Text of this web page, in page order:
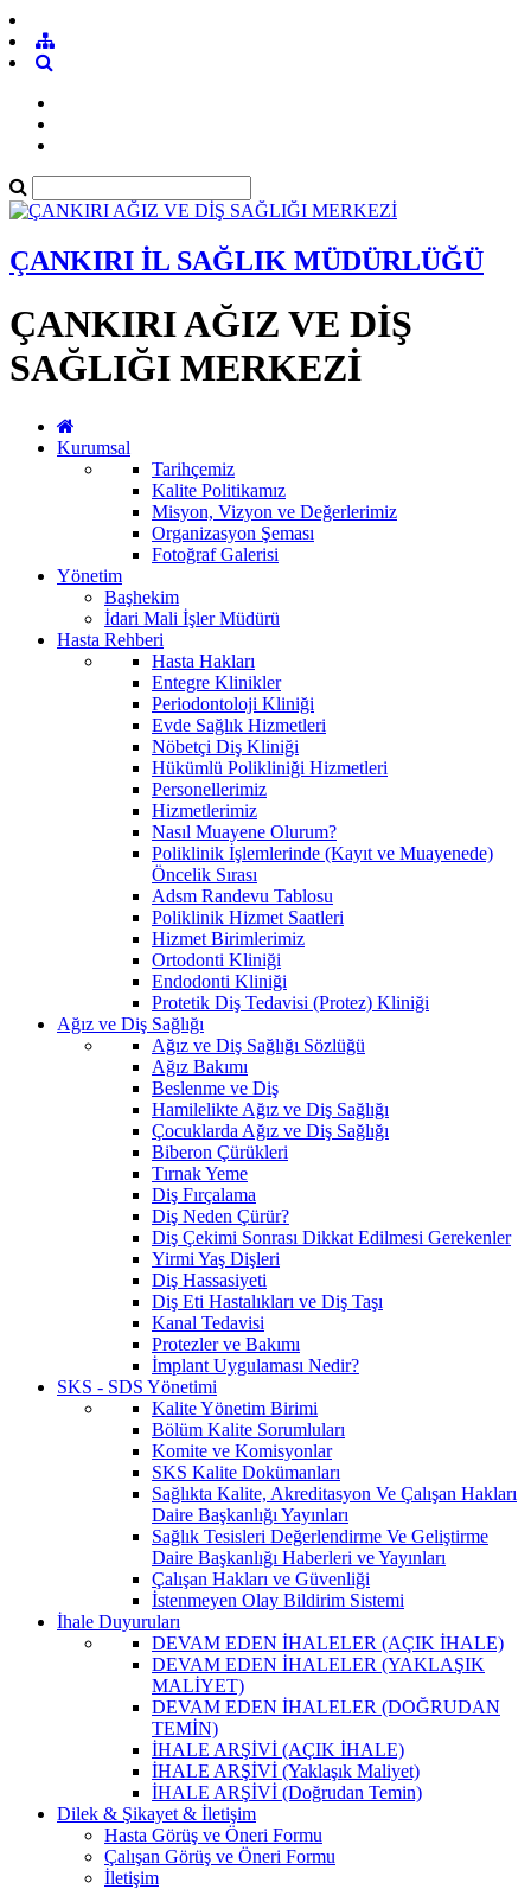
ÇANKIRI İL SAĞLIK MÜDÜRLÜĞÜ
ÇANKIRI AĞIZ VE DİŞ
SAĞLIĞI MERKEZİ
Kurumsal
Tarihçemiz
Kalite Politikamız
Misyon, Vizyon ve Değerlerimiz
Organizasyon Şeması
Fotoğraf Galerisi
Yönetim
Başhekim
İdari Mali İşler Müdürü
Hasta Rehberi
Hasta Hakları
Entegre Klinikler
Periodontoloji Kliniği
Evde Sağlık Hizmetleri
Nöbetçi Diş Kliniği
Hükümlü Polikliniği Hizmetleri
Personellerimiz
Hizmetlerimiz
Nasıl Muayene Olurum?
Poliklinik İşlemlerinde (Kayıt ve Muayenede)
Öncelik Sırası
Adsm Randevu Tablosu
Poliklinik Hizmet Saatleri
Hizmet Birimlerimiz
Ortodonti Kliniği
Endodonti Kliniği
Protetik Diş Tedavisi (Protez) Kliniği
Ağız ve Diş Sağlığı
Ağız ve Diş Sağlığı Sözlüğü
Ağız Bakımı
Beslenme ve Diş
Hamilelikte Ağız ve Diş Sağlığı
Çocuklarda Ağız ve Diş Sağlığı
Biberon Çürükleri
Tırnak Yeme
Diş Fırçalama
Diş Neden Çürür?
Diş Çekimi Sonrası Dikkat Edilmesi Gerekenler
Yirmi Yaş Dişleri
Diş Hassasiyeti
Diş Eti Hastalıkları ve Diş Taşı
Kanal Tedavisi
Protezler ve Bakımı
İmplant Uygulaması Nedir?
SKS - SDS Yönetimi
Kalite Yönetim Birimi
Bölüm Kalite Sorumluları
Komite ve Komisyonlar
SKS Kalite Dokümanları
Sağlıkta Kalite, Akreditasyon Ve Çalışan Hakları
Daire Başkanlığı Yayınları
Sağlık Tesisleri Değerlendirme Ve Geliştirme
Daire Başkanlığı Haberleri ve Yayınları
Çalışan Hakları ve Güvenliği
İstenmeyen Olay Bildirim Sistemi
İhale Duyuruları
DEVAM EDEN İHALELER (AÇIK İHALE)
DEVAM EDEN İHALELER (YAKLAŞIK
MALİYET)
DEVAM EDEN İHALELER (DOĞRUDAN
TEMİN)
İHALE ARŞİVİ (AÇIK İHALE)
İHALE ARŞİVİ (Yaklaşık Maliyet)
İHALE ARŞİVİ (Doğrudan Temin)
Dilek & Şikayet & İletişim
Hasta Görüş ve Öneri Formu
Çalışan Görüş ve Öneri Formu
İletişim